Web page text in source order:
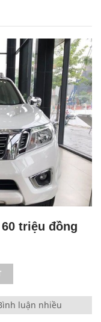
triệu đồng
luận nhiều